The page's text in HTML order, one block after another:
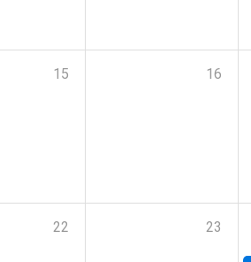
15 16
22 23